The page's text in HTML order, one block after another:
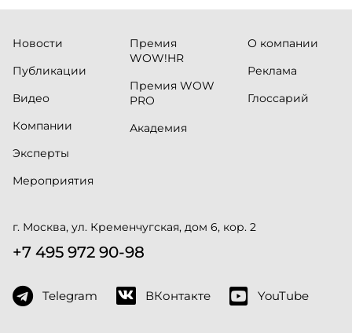
Новости
Публикации
Видео
Компании
Эксперты
Мероприятия
Премия
WOW!HR
Премия WOW
PRO
Академия
О компании
Реклама
Глоссарий
г. Москва, ул. Кременчугская, дом 6, кор. 2
+7 495 972 90-98
Telegram ВКонтакте YouTube